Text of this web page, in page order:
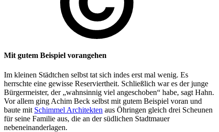
Mit gutem Beispiel vorangehen
Im kleinen Städtchen selbst tat sich indes erst mal wenig. Es
herrschte eine gewisse Reserviertheit. Schließlich war es der junge
Bürgermeister, der „wahnsinnig viel angeschoben“ habe, sagt Hahn.
Vor allem ging Achim Beck selbst mit gutem Beispiel voran und
baute mit Schimmel Architekten aus Öhringen gleich drei Scheunen
für seine Familie aus, die an der südlichen Stadtmauer
nebeneinanderlagen.